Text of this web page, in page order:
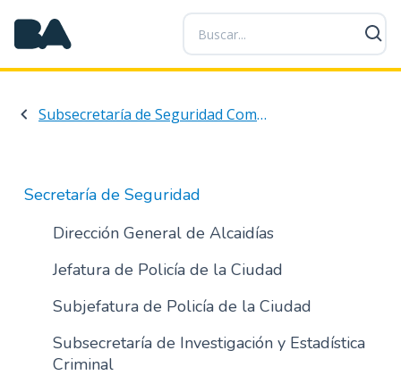
P
a
s
a
a
t
n
d
p
Subsecretaría de Seguridad Comunal y Orden Público
Secretaría de Seguridad
Dirección General de Alcaidías
Jefatura de Policía de la Ciudad
Subjefatura de Policía de la Ciudad
Subsecretaría de Investigación y Estadística
Criminal